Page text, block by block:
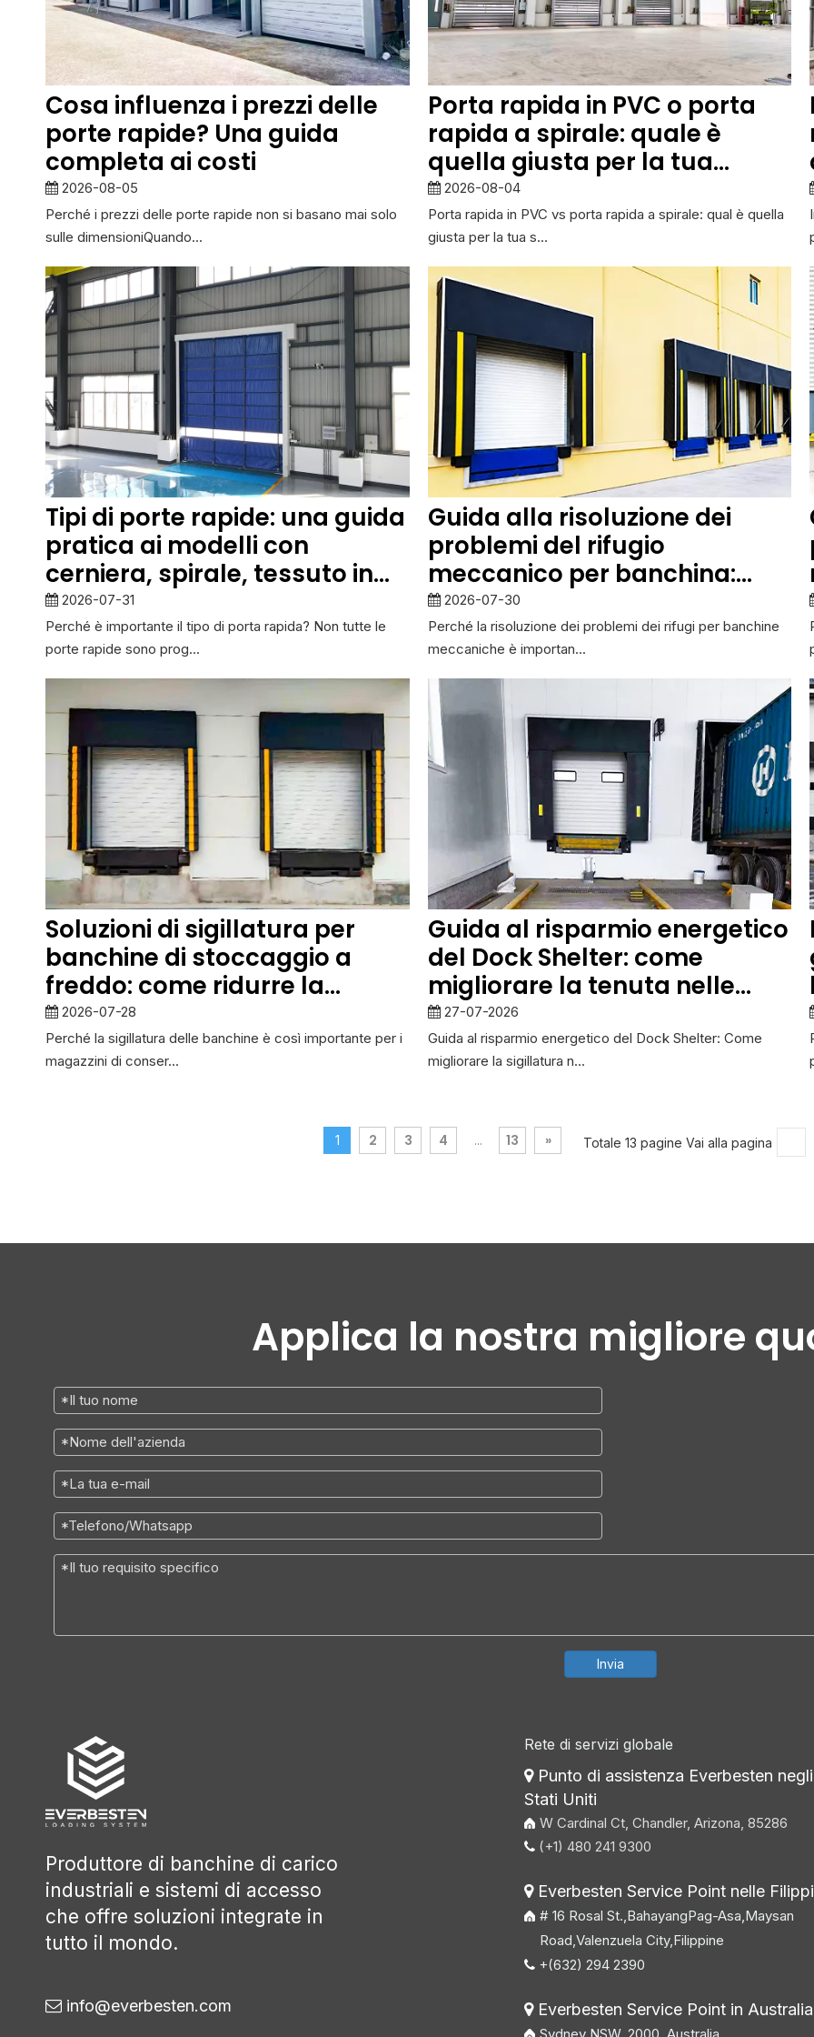
Cosa influenza i prezzi delle
porte rapide? Una guida
completa ai costi
2026-08-05
Perché i prezzi delle porte rapide non si basano mai solo
sulle dimensioniQuando...
Porta rapida in PVC o porta
rapida a spirale: quale è
quella giusta per la tua
struttura?
2026-08-04
Porta rapida in PVC vs porta rapida a spirale: qual è quella
giusta per la tua s...
Tipi di porte rapide: una guida
pratica ai modelli con
cerniera, spirale, tessuto in
PVC e celle frigorifere
2026-07-31
Perché è importante il tipo di porta rapida? Non tutte le
porte rapide sono prog...
Guida alla risoluzione dei
problemi del rifugio
meccanico per banchina:
scarsa tenuta, danni alla
tenda e problemi di
proiezione
2026-07-30
Perché la risoluzione dei problemi dei rifugi per banchine
meccaniche è importan...
Soluzioni di sigillatura per
banchine di stoccaggio a
freddo: come ridurre la
perdita di energia e
migliorare il controllo della
temperatura
2026-07-28
Perché la sigillatura delle banchine è così importante per i
magazzini di conser...
Guida al risparmio energetico
del Dock Shelter: come
migliorare la tenuta nelle
banchine di carico
27-07-2026
Guida al risparmio energetico del Dock Shelter: Come
migliorare la sigillatura n...
1 2 3 4 ... 13 » Totale 13 pagine Vai alla pagina
Applica la nostra migliore
Invia
Produttore di banchine di carico
industriali e sistemi di accesso
che offre soluzioni integrate in
tutto il mondo.
 info@everbesten.com
Rete di servizi globale
Punto di assistenza Everbesten negli
Stati Uniti
W Cardinal Ct, Chandler, Arizona, 85286
 (+1) 480 241 9300
Everbesten Service Point nelle
# 16 Rosal St.,BahayangPag-Asa,Maysan
Road,Valenzuela City,Filippine
 +(632) 294 2390
Everbesten Service Point in Australia
Sydney NSW, 2000, Australia